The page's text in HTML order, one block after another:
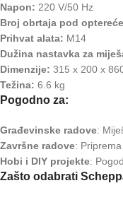
Napon: 220 V/50 Hz
Broj obrtaja pod
Prihvat alata: M14
Dužina nastavka za
Dimenzije: 315 x 200 x
Težina: 6.6 kg
Pogodno za:
Građevinske radove:
Završne radove:
Hobi i DIY projekte:
Zašto odabrati